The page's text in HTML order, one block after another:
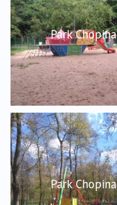
Park Chopina
Park Chopina